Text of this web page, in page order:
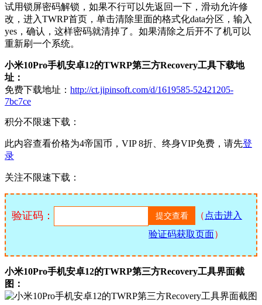
试用锁屏密码解锁，如果不行可以先返回一下，滑动允许修
改，进入TWRP首页，单击清除里面的格式化data分区，输入
yes，确认，这样密码就清掉了。如果清除之后开不了机可以
重新刷一个系统。
小米10Pro手机安卓12的TWRP第三方Recovery工具下载地
址：
免费下载地址： http://ct.jipinsoft.com/d/1619585-52421205-
7bc7ce
积分不限速下载：
此内容查看价格为4帝国币，VIP 8折、终身VIP免费，请先登
录
关注不限速下载：
验证码： （ 点击进入
验证码获取页面）
小米10Pro手机安卓12的TWRP第三方Recovery工具界面截
图：